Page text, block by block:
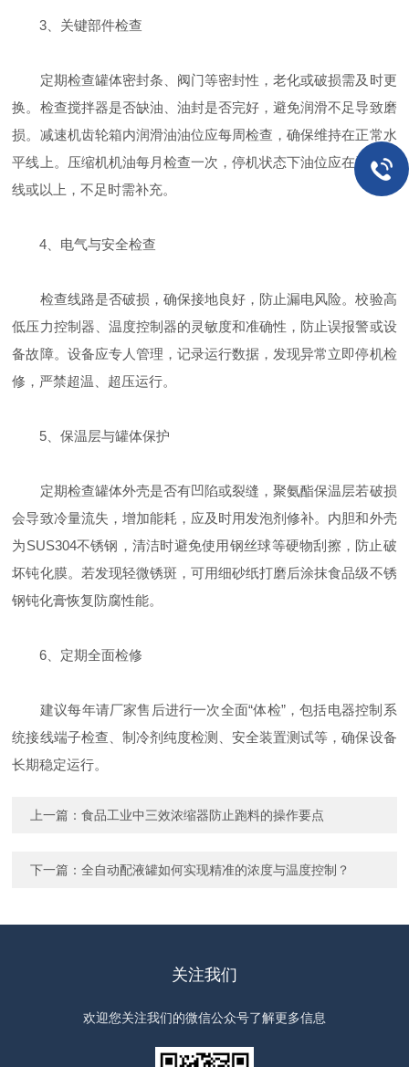
‌3、关键部件检查‌
定期检查罐体密封条、阀门等密封性，老化或破损需及时更
换。检查搅拌器是否缺油、油封是否完好，避免润滑不足导致磨
损。减速机齿轮箱内润滑油油位应每周检查，确保维持在正常水
平线上。压缩机机油每月检查一次，停机状态下油位应在油镜中
线或以上，不足时需补充。
‌4、电气与安全检查‌
检查线路是否破损，确保接地良好，防止漏电风险。校验高
低压力控制器、温度控制器的灵敏度和准确性，防止误报警或设
备故障。设备应专人管理，记录运行数据，发现异常立即停机检
修，严禁超温、超压运行。
‌5、保温层与罐体保护‌
定期检查罐体外壳是否有凹陷或裂缝，聚氨酯保温层若破损
会导致冷量流失，增加能耗，应及时用发泡剂修补。内胆和外壳
为SUS304不锈钢，清洁时避免使用钢丝球等硬物刮擦，防止破
坏钝化膜。若发现轻微锈斑，可用细砂纸打磨后涂抹食品级不锈
钢钝化膏恢复防腐性能。
‌6、定期全面检修‌
建议每年请厂家售后进行一次全面“体检”，包括电器控制系
统接线端子检查、制冷剂纯度检测、安全装置测试等，确保设备
长期稳定运行。
上一篇：食品工业中三效浓缩器防止跑料的操作要点
下一篇：全自动配液罐如何实现精准的浓度与温度控制？
关注我们
欢迎您关注我们的微信公众号了解更多信息